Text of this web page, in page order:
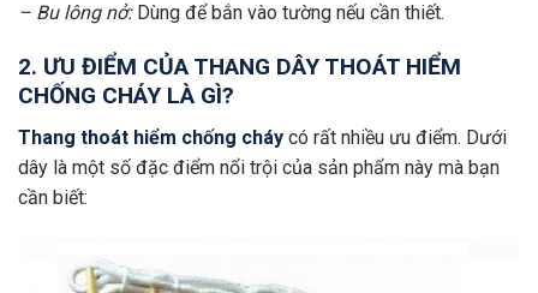
– Bu lông nở:Dùng để bắn vào tường nếu cần thiết.
2. ƯU ĐIỂM CỦA THANG DÂY THOÁT HIỂM
CHỐNG CHÁY LÀ GÌ?
Thang thoát hiểm chống cháy có rất nhiều ưu điểm. Dưới
dây là một số đặc điểm nổi trội của sản phẩm này mà bạn
cần biết: